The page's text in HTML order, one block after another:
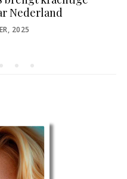
Nederland
2025